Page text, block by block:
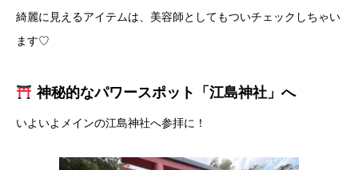
綺麗に見えるアイテムは、美容師としてもついチェックしちゃい
ます♡
神秘的なパワースポット「江島神社」へ
​いよいよメインの江島神社へ参拝に！